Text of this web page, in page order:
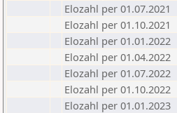
Elozahl per 01.07.2021
Elozahl per 01.10.2021
Elozahl per 01.01.2022
Elozahl per 01.04.2022
Elozahl per 01.07.2022
Elozahl per 01.10.2022
Elozahl per 01.01.2023